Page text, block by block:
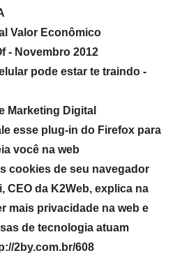
Valor Econômico
- Novembro 2012
pode estar te traindo -
Marketing Digital
esse plug-in do Firefox para
você na web
cookies de seu navegador
CEO da K2Web, explica na
mais privacidade na web e
de tecnologia atuam
2by.com.br/608